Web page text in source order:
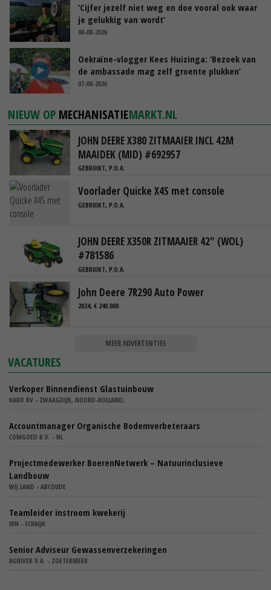
‘Cijfer jezelf niet weg en doe vooral ook waar
je gelukkig van wordt’
08-08-2026
Oekraïne-vlogger Kees Huizinga: ‘Bezoek van
de ambassade mag zelf groente plukken’
07-08-2026
NIEUW OP MECHANISATIEMARKT.NL
JOHN DEERE X380 ZITMAAIER INCL 42M
MAAIDEK (MID) #692957
GEBRUIKT, P.O.A.
Voorlader Quicke X4S met console
GEBRUIKT, P.O.A.
JOHN DEERE X350R ZITMAAIER 42" (WOL)
#781586
GEBRUIKT, P.O.A.
John Deere 7R290 Auto Power
2024, € 240.000
MEER ADVERTENTIES
VACATURES
Verkoper Binnendienst Glastuinbouw
KARO BV - ZWAAGDIJK, NOORD-HOLLAND,
Accountmanager Organische Bodemverbeteraars
COMGOED B.V. - NL
Projectmedewerker BoerenNetwerk – Natuurinclusieve
Landbouw
WIJ.LAND - ABCOUDE
Teamleider instroom kwekerij
IBN - SCHAIJK
Senior Adviseur Gewassenverzekeringen
AGRIVER U.A. - ZOETERMEER